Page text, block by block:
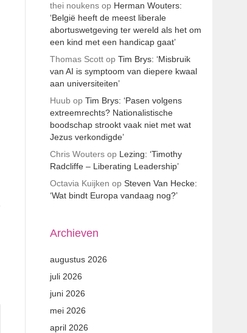
thei noukensop Herman Wouters:
‘België heeft de meest liberale
abortuswetgeving ter wereld als het om
een kind met een handicap gaat’
Thomas Scottop Tim Brys: ‘Misbruik
van AI is symptoom van diepere kwaal
aan universiteiten’
Huubop Tim Brys: ‘Pasen volgens
extreemrechts? Nationalistische
boodschap strookt vaak niet met wat
Jezus verkondigde’
Chris Woutersop Lezing: ‘Timothy
Radcliffe – Liberating Leadership’
Octavia Kuijken op Steven Van Hecke:
‘Wat bindt Europa vandaag nog?’
Archieven
augustus 2026
juli 2026
juni 2026
mei 2026
april 2026